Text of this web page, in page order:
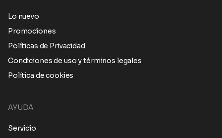
Lo nuevo
Promociones
Políticas de Privacidad
Condiciones de uso y términos legales
Política de cookies
AYUDA
Servicio